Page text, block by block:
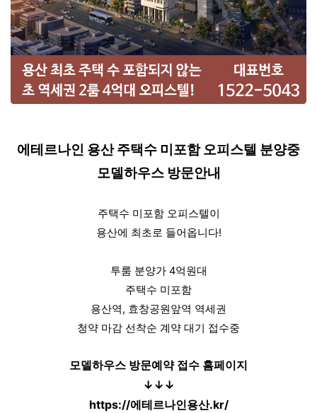
에테르나인 용산 주택수 미포함 오피스텔 분양중
모델하우스 방문안내
주택수 미포함 오피스텔이
용산에 최초로 들어옵니다!
투룸 분양가 4억원대
주택수 미포함
용산역, 효창공원앞역 역세권
청약 마감 선착순 계약 대기 접수중
모델하우스 방문예약 접수 홈페이지
↓ ↓ ↓
https://에테르나인용산.kr/